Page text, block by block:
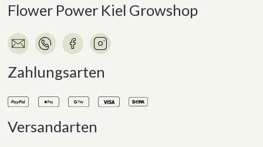
Flower Power Kiel Growshop
Zahlungsarten
Versandarten